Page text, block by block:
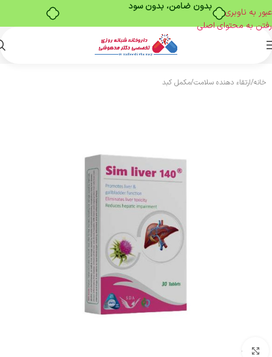
بدون ضامن، بدون سود
عبور به ناوبری
رفتن به محتوای اصلی
خانه/ارتقاء دهنده سلامت/مکمل کبد
بزرگنمایی تصویر